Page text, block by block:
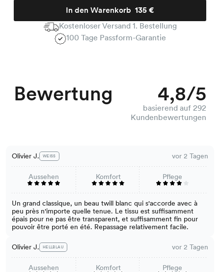
In den Warenkorb
Kostenloser Versand 1. Bestellung
100 Tage Passform-Garantie
Bewertung 4,8/5
basierend auf 292
Kundenbewertungen
Olivier J. WEISS vor 2 Tagen
Aussehen Komfort Pflege
Un grand classique, un beau twill blanc qui s'accorde avec à
peu près n'importe quelle tenue. Le tissu est suffisamment
épais pour ne pas être transparent, et suffisamment fin pour
pouvoir être porté en été. Repassage relativement facile.
Olivier J. HELLBLAU vor 2 Tagen
Aussehen Komfort Pflege